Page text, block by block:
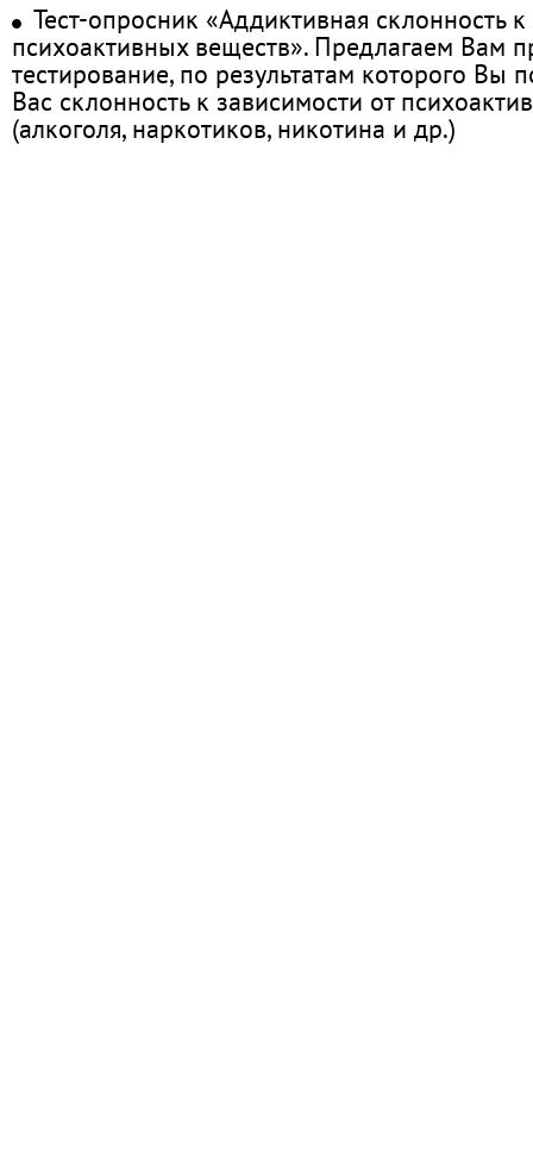
Тест-опросник «Аддиктивная склонность
психоактивных веществ». Предлагаем Вам
тестирование, по результатам которого Вы
Вас склонность к зависимости от
(алкоголя, наркотиков, никотина и др.)